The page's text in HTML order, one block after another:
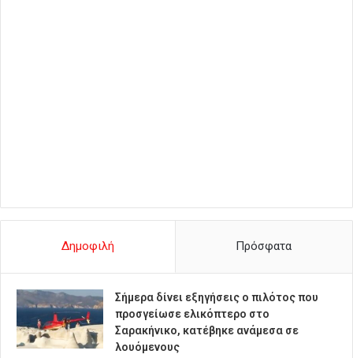
Δημοφιλή Πρόσφατα
Σήμερα δίνει εξηγήσεις ο πιλότος που
προσγείωσε ελικόπτερο στο
Σαρακήνικο, κατέβηκε ανάμεσα σε
λουόμενους